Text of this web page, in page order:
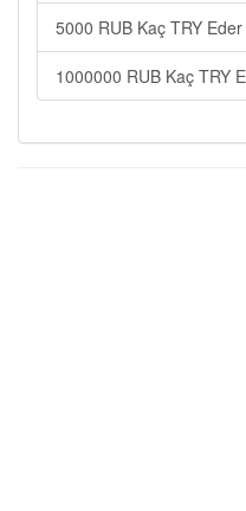
5000 RUB Kaç TRY Eder
1000000 RUB Kaç TRY